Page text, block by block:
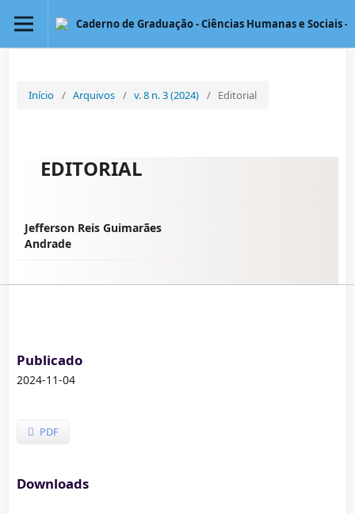
Caderno de Graduação - Ciências Humanas e Sociais -
Início / Arquivos / v. 8 n. 3 (2024) / Editorial
EDITORIAL
Jefferson Reis Guimarães
Andrade
Publicado
2024-11-04
PDF
Downloads